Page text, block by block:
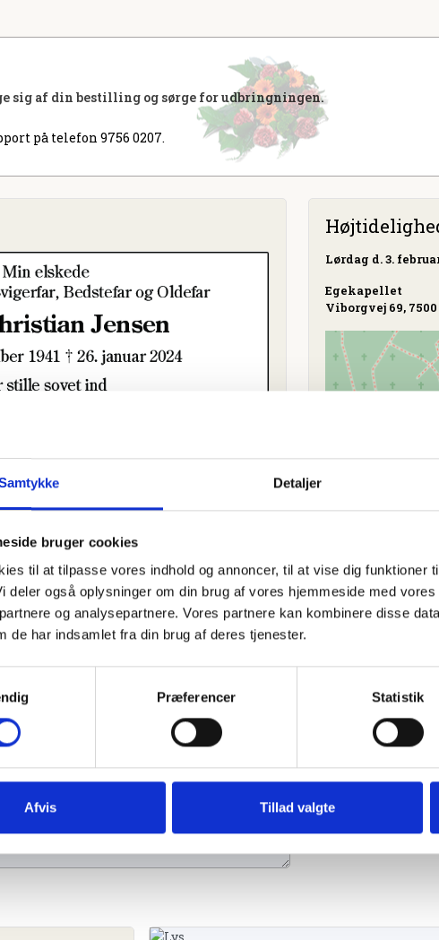
Detaljer
bruger cookies
til at tilpasse vores indhold og annoncer, til at vise dig funktioner
deler også oplysninger om din brug af vores hjemmeside med
og analysepartnere. Vores partnere kan kombinere disse
de har indsamlet fra din brug af deres tjenester.
Præferencer Statistik
Afvis Tillad valgte
sig af din bestilling og sørge for udbringningen.
på telefon 9756 0207.
d. 31. januar 2024
Lørdag d. 3.
Egekapellet
Viborgvej 69,
Jensen. Du kan tænde et lys, skrive et mindeord,
et hjerte eller en rose